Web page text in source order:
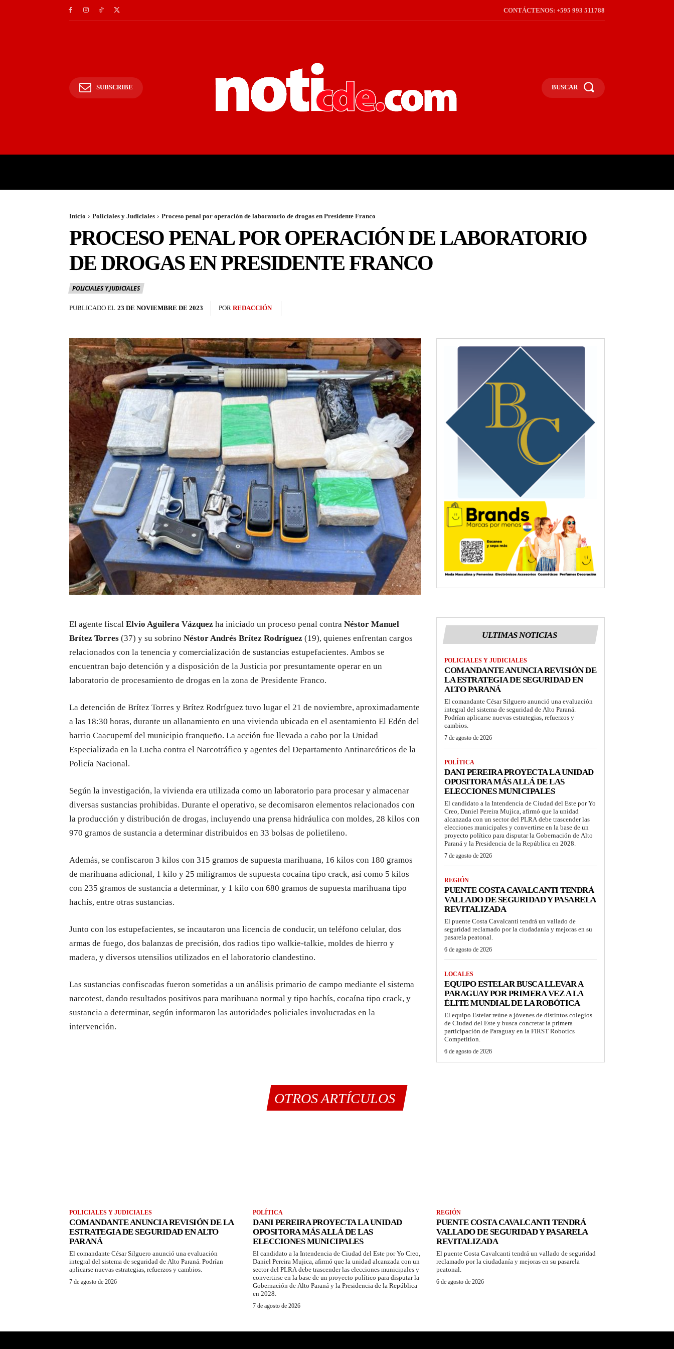
CONTÁCTENOS: +595 993 511788
SUBSCRIBE BUSCAR
Inicio Policiales y Judiciales Proceso penal por operación de laboratorio de drogas en Presidente Franco
PROCESO PENAL POR OPERACIÓN DE LABORATORIO
DE DROGAS EN PRESIDENTE FRANCO
POLICIALES Y JUDICIALES
PUBLICADO EL 23 DE NOVIEMBRE DE 2023 POR REDACCIÓN
El agente fiscal Elvio Aguilera Vázquez ha iniciado un proceso penal contra Néstor Manuel
Brítez Torres (37) y su sobrino Néstor Andrés Brítez Rodríguez (19), quienes enfrentan cargos
relacionados con la tenencia y comercialización de sustancias estupefacientes. Ambos se
encuentran bajo detención y a disposición de la Justicia por presuntamente operar en un
laboratorio de procesamiento de drogas en la zona de Presidente Franco.
La detención de Brítez Torres y Brítez Rodríguez tuvo lugar el 21 de noviembre, aproximadamente
a las 18:30 horas, durante un allanamiento en una vivienda ubicada en el asentamiento El Edén del
barrio Caacupemí del municipio franqueño. La acción fue llevada a cabo por la Unidad
Especializada en la Lucha contra el Narcotráfico y agentes del Departamento Antinarcóticos de la
Policía Nacional.
Según la investigación, la vivienda era utilizada como un laboratorio para procesar y almacenar
diversas sustancias prohibidas. Durante el operativo, se decomisaron elementos relacionados con
la producción y distribución de drogas, incluyendo una prensa hidráulica con moldes, 28 kilos con
970 gramos de sustancia a determinar distribuidos en 33 bolsas de polietileno.
Además, se confiscaron 3 kilos con 315 gramos de supuesta marihuana, 16 kilos con 180 gramos
de marihuana adicional, 1 kilo y 25 miligramos de supuesta cocaína tipo crack, así como 5 kilos
con 235 gramos de sustancia a determinar, y 1 kilo con 680 gramos de supuesta marihuana tipo
hachís, entre otras sustancias.
Junto con los estupefacientes, se incautaron una licencia de conducir, un teléfono celular, dos
armas de fuego, dos balanzas de precisión, dos radios tipo walkie-talkie, moldes de hierro y
madera, y diversos utensilios utilizados en el laboratorio clandestino.
Las sustancias confiscadas fueron sometidas a un análisis primario de campo mediante el sistema
narcotest, dando resultados positivos para marihuana normal y tipo hachís, cocaína tipo crack, y
sustancia a determinar, según informaron las autoridades policiales involucradas en la
intervención.
ULTIMAS NOTICIAS
POLICIALES Y JUDICIALES
COMANDANTE ANUNCIA REVISIÓN DE
LA ESTRATEGIA DE SEGURIDAD EN
ALTO PARANÁ
El comandante César Silguero anunció una evaluación
integral del sistema de seguridad de Alto Paraná.
Podrían aplicarse nuevas estrategias, refuerzos y
cambios.
7 de agosto de 2026
POLÍTICA
DANI PEREIRA PROYECTA LA UNIDAD
OPOSITORA MÁS ALLÁ DE LAS
ELECCIONES MUNICIPALES
El candidato a la Intendencia de Ciudad del Este por Yo
Creo, Daniel Pereira Mujica, afirmó que la unidad
alcanzada con un sector del PLRA debe trascender las
elecciones municipales y convertirse en la base de un
proyecto político para disputar la Gobernación de Alto
Paraná y la Presidencia de la República en 2028.
7 de agosto de 2026
REGIÓN
PUENTE COSTA CAVALCANTI TENDRÁ
VALLADO DE SEGURIDAD Y PASARELA
REVITALIZADA
El puente Costa Cavalcanti tendrá un vallado de
seguridad reclamado por la ciudadanía y mejoras en su
pasarela peatonal.
6 de agosto de 2026
LOCALES
EQUIPO ESTELAR BUSCA LLEVAR A
PARAGUAY POR PRIMERA VEZ A LA
ÉLITE MUNDIAL DE LA ROBÓTICA
El equipo Estelar reúne a jóvenes de distintos colegios
de Ciudad del Este y busca concretar la primera
participación de Paraguay en la FIRST Robotics
Competition.
6 de agosto de 2026
OTROS ARTÍCULOS
POLICIALES Y JUDICIALES
COMANDANTE ANUNCIA REVISIÓN DE LA
ESTRATEGIA DE SEGURIDAD EN ALTO
PARANÁ
El comandante César Silguero anunció una evaluación
integral del sistema de seguridad de Alto Paraná. Podrían
aplicarse nuevas estrategias, refuerzos y cambios.
7 de agosto de 2026
POLÍTICA
DANI PEREIRA PROYECTA LA UNIDAD
OPOSITORA MÁS ALLÁ DE LAS
ELECCIONES MUNICIPALES
El candidato a la Intendencia de Ciudad del Este por Yo Creo,
Daniel Pereira Mujica, afirmó que la unidad alcanzada con un
sector del PLRA debe trascender las elecciones municipales y
convertirse en la base de un proyecto político para disputar la
Gobernación de Alto Paraná y la Presidencia de la República
en 2028.
7 de agosto de 2026
REGIÓN
PUENTE COSTA CAVALCANTI TENDRÁ
VALLADO DE SEGURIDAD Y PASARELA
REVITALIZADA
El puente Costa Cavalcanti tendrá un vallado de seguridad
reclamado por la ciudadanía y mejoras en su pasarela
peatonal.
6 de agosto de 2026